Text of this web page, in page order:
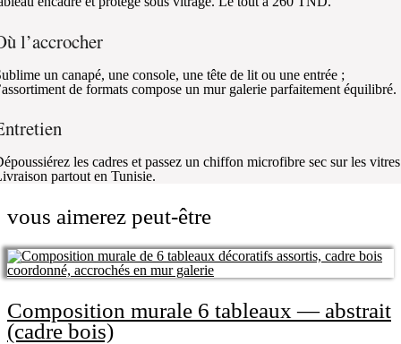
l’accrocher
un canapé, une console, une tête de lit ou une entrée ;
de formats compose un mur galerie parfaitement équilibré.
les cadres et passez un chiffon microfibre sec sur les
partout en Tunisie.
vous aimerez peut-être
Composition murale 6 tableaux — abstrait
(cadre bois)